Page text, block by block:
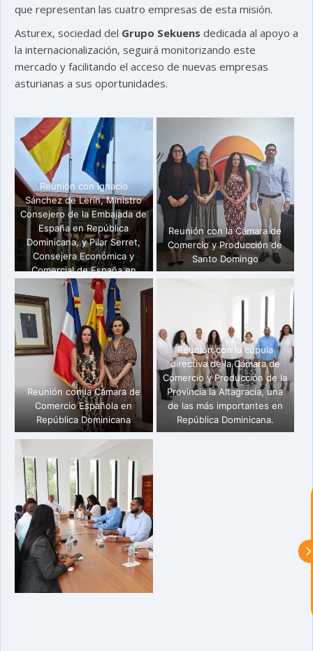
que representan las cuatro empresas de esta misión.
Asturex, sociedad del Grupo Sekuens dedicada al apoyo a
la internacionalización, seguirá monitorizando este
mercado y facilitando el acceso de nuevas empresas
asturianas a sus oportunidades.
Reunión con Ignacio
Sánchez de Lerín, Ministro
Consejero de la Embajada de
España en República
Dominicana, y Pilar Serret,
Consejera Económica y
Comercial de España en
República Dominicana
Reunión con la Cámara de
Comercio y Producción de
Santo Domingo
Reunión con la Cámara de
Comercio Española en
República Dominicana
Reunión con la cúpula
directiva de la Cámara de
Comercio y Producción de la
Provincia la Altagracia, una
de las más importantes en
República Dominicana.
astu
exportar importa
¡Hola, soy Astu
Estoy aquí para
ayudarte con la internacionalización de
tu empresa e informarte sobre los
eventos y actividades que lleva a cabo
Asturex.
Al continuar con la Conversación,
aceptas nuestrapolítica de privacidad